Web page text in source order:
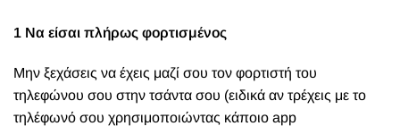
1 Να είσαι πλήρως φορτισμένος
Μην ξεχάσεις να έχεις μαζί σου τον φορτιστή του
τηλεφώνου σου στην τσάντα σου (ειδικά αν τρέχεις με το
τηλέφωνό σου χρησιμοποιώντας κάποιο app